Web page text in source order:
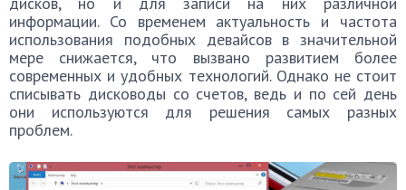
информации. Со временем актуальность и частота
использования подобных девайсов в значительной
мере снижается, что вызвано развитием более
современных и удобных технологий. Однако не стоит
списывать дисководы со счетов, ведь и по сей день
они используются для решения самых разных
проблем.